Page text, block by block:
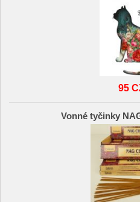
95
Vonné tyčinky